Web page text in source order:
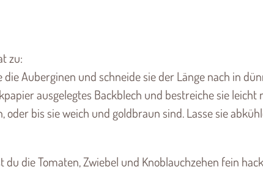
zu:
die Auberginen und schneide sie der Länge nach in
ausgelegtes Backblech und bestreiche sie leicht
oder bis sie weich und goldbraun sind. Lasse sie
die Tomaten, Zwiebel und Knoblauchzehen fein